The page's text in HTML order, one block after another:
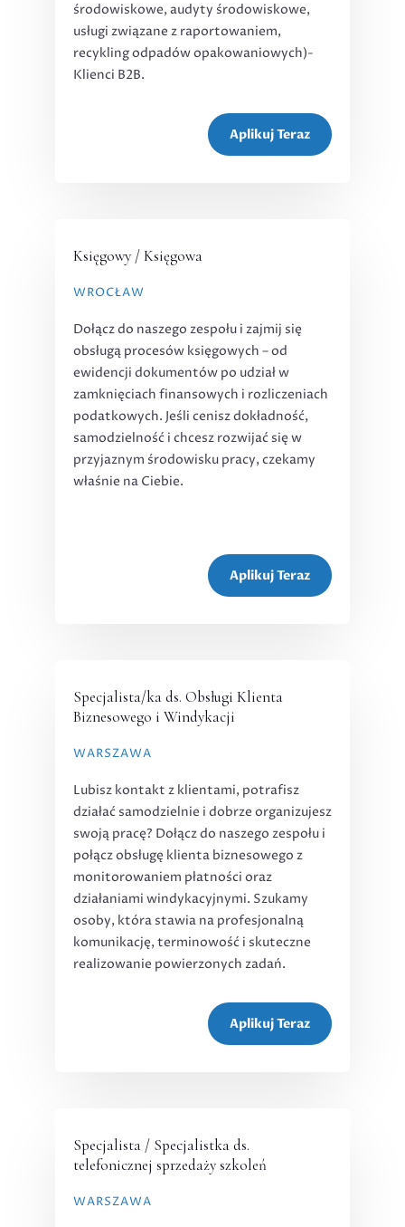
środowiskowe, audyty środowiskowe,
usługi związane z raportowaniem,
recykling odpadów opakowaniowych)-
Klienci B2B.
Aplikuj Teraz
Księgowy / Księgowa
WROCŁAW
Dołącz do naszego zespołu i zajmij się
obsługą procesów księgowych – od
ewidencji dokumentów po udział w
zamknięciach finansowych i rozliczeniach
podatkowych. Jeśli cenisz dokładność,
samodzielność i chcesz rozwijać się w
przyjaznym środowisku pracy, czekamy
właśnie na Ciebie.
Aplikuj Teraz
Specjalista/ka ds. Obsługi Klienta
Biznesowego i Windykacji
WARSZAWA
Lubisz kontakt z klientami, potrafisz
działać samodzielnie i dobrze organizujesz
swoją pracę? Dołącz do naszego zespołu i
połącz obsługę klienta biznesowego z
monitorowaniem płatności oraz
działaniami windykacyjnymi. Szukamy
osoby, która stawia na profesjonalną
komunikację, terminowość i skuteczne
realizowanie powierzonych zadań.
Aplikuj Teraz
Specjalista / Specjalistka ds.
telefonicznej sprzedaży szkoleń
WARSZAWA